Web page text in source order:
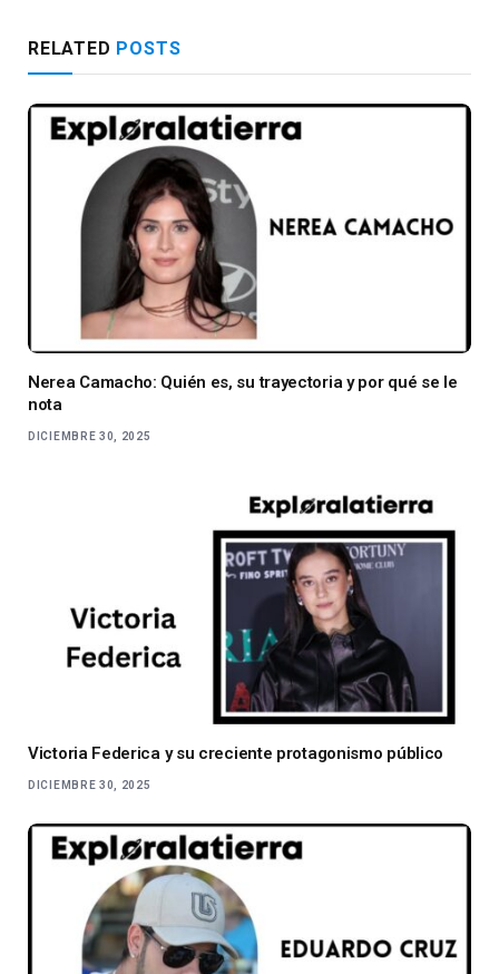
RELATED POSTS
Nerea Camacho: Quién es, su trayectoria y por qué se le
nota
DICIEMBRE 30, 2025
Victoria Federica y su creciente protagonismo público
DICIEMBRE 30, 2025